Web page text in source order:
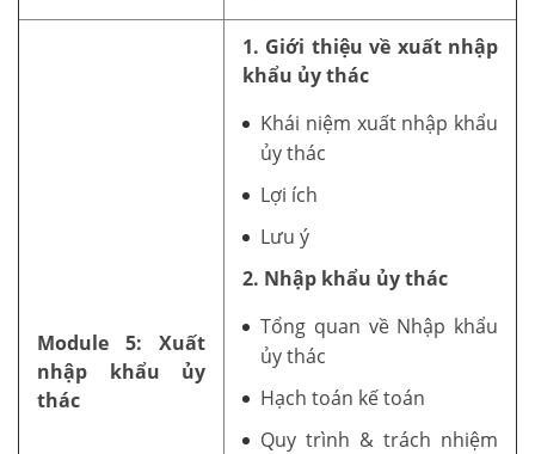
Module 5: Xuất
nhập khẩu ủy
thác
1. Giới thiệu về xuất nhập
khẩu ủy thác
Khái niệm xuất nhập khẩu
ủy thác
Lợi ích
Lưu ý
2. Nhập khẩu ủy thác
Tổng quan về Nhập khẩu
ủy thác
Hạch toán kế toán
Quy trình & trách nhiệm